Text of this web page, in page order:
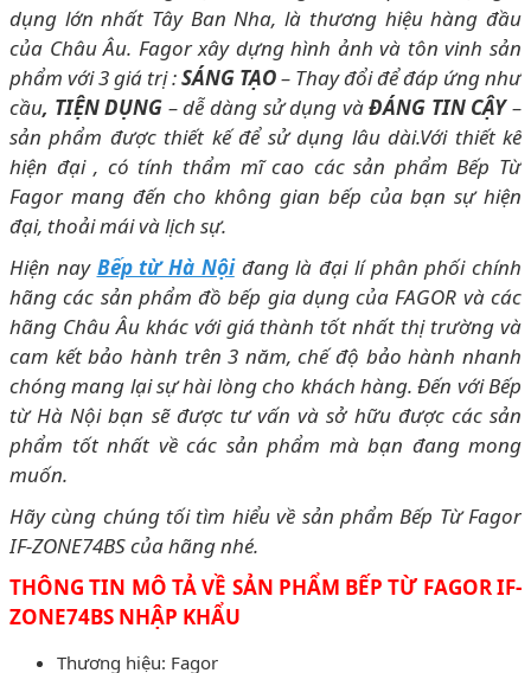
dụng lớn nhất Tây Ban Nha, là thương hiệu hàng đầu
của Châu Âu. Fagor xây dựng hình ảnh và tôn vinh sản
phẩm với 3 giá trị :SÁNG TẠO– Thay đổi để đáp ứng như
cầu, TIỆN DỤNG – dễ dàng sử dụng vàĐÁNG TIN CẬY–
sản phẩm được thiết kế để sử dụng lâu dài.Với thiết kế
hiện đại , có tính thẩm mĩ cao các sản phẩm Bếp Từ
Fagor mang đến cho không gian bếp của bạn sự hiện
đại, thoải mái và lịch sự.
Hiện nay Bếp từ Hà Nộiđang là đại lí phân phối chính
hãng các sản phẩm đồ bếp gia dụng của FAGOR và các
hãng Châu Âu khác với giá thành tốt nhất thị trường và
cam kết bảo hành trên 3 năm, chế độ bảo hành nhanh
chóng mang lại sự hài lòng cho khách hàng. Đến với Bếp
từ Hà Nội bạn sẽ được tư vấn và sở hữu được các sản
phẩm tốt nhất về các sản phẩm mà bạn đang mong
muốn.
Hãy cùng chúng tối tìm hiểu về sản phẩm Bếp Từ Fagor
IF-ZONE74BS của hãng nhé.
THÔNG TIN MÔ TẢ VỀ SẢN PHẨM BẾP TỪ FAGOR IF-
ZONE74BS NHẬP KHẨU
Thương hiệu: Fagor